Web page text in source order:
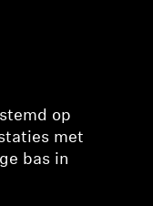
op
met
bas in